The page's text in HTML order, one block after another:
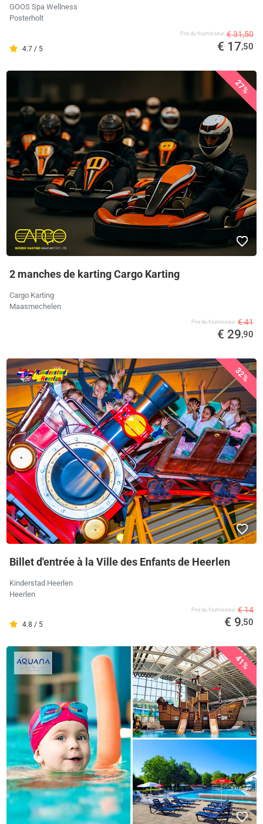
GOOS Spa Wellness
Posterholt
4.7 / 5
Prix ​​du fournisseur € 31,50
€ 17,50
27%
2 manches de karting Cargo Karting
Cargo Karting
Maasmechelen
Prix ​​du fournisseur € 41
€ 29,90
32%
Billet d'entrée à la Ville des Enfants de Heerlen
Kinderstad Heerlen
Heerlen
4.8 / 5
Prix ​​du fournisseur € 14
€ 9,50
41%